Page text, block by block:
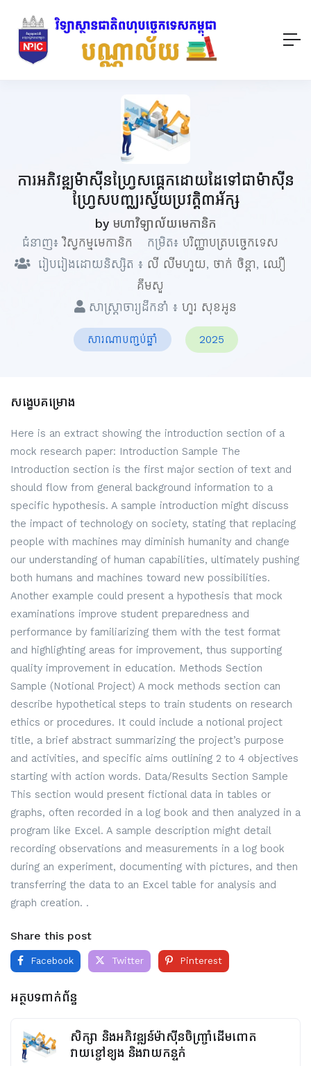
ការអភិវឌ្ឍម៉ាស៊ីនហ្វ្រែសផ្តេកដោយដៃទៅជាម៉ាស៊ីន
ហ្រ្វែសបញ្ឈរស្វ័យប្រវត្តិ៣អ័ក្ស
by មហាវិទ្យាល័យមេកានិក
ជំនាញ៖វិស្វកម្មមេកានិក កម្រិត៖ បរិញ្ញាបត្របច្ចេកទេស
រៀបរៀងដោយនិស្សិត ៖ លី លីមហួយ, ថាក់ ចិន្តា, ឈឿ
គឹមសួ
សាស្ត្រាចារ្យដឹកនាំ ៖ ហួរ សុខអូន
សារណាបញ្ចប់ឆ្នាំ 2025
សង្ខេបគម្រោង
Here is an extract showing the introduction section of a
mock research paper: Introduction Sample The
Introduction section is the first major section of text and
should flow from general background information to a
specific hypothesis. A sample introduction might discuss
the impact of technology on society, stating that replacing
people with machines may diminish humanity and change
our understanding of human capabilities, ultimately pushing
both humans and machines toward new possibilities.
Another example could present a hypothesis that mock
examinations improve student preparedness and
performance by familiarizing them with the test format
and highlighting areas for improvement, thus supporting
quality improvement in education. Methods Section
Sample (Notional Project) A mock methods section can
describe hypothetical steps to train students on research
ethics or procedures. It could include a notional project
title, a brief abstract summarizing the project’s purpose
and activities, and specific aims outlining 2 to 4 objectives
starting with action words. Data/Results Section Sample
This section would present fictional data in tables or
graphs, often recorded in a log book and then analyzed in a
program like Excel. A sample description might detail
recording observations and measurements in a log book
during an experiment, documenting with pictures, and then
transferring the data to an Excel table for analysis and
graph creation. .
Share this post
Facebook Twitter Pinterest
អត្ថបទពាក់ព័ន្ធ
សិក្សា និងអភិវឌ្ឍន៍ម៉ាស៊ីនចិញ្រ្ចាំដើមពោត
វាយខ្ចៅខ្យង និងវាយកន្ទក់